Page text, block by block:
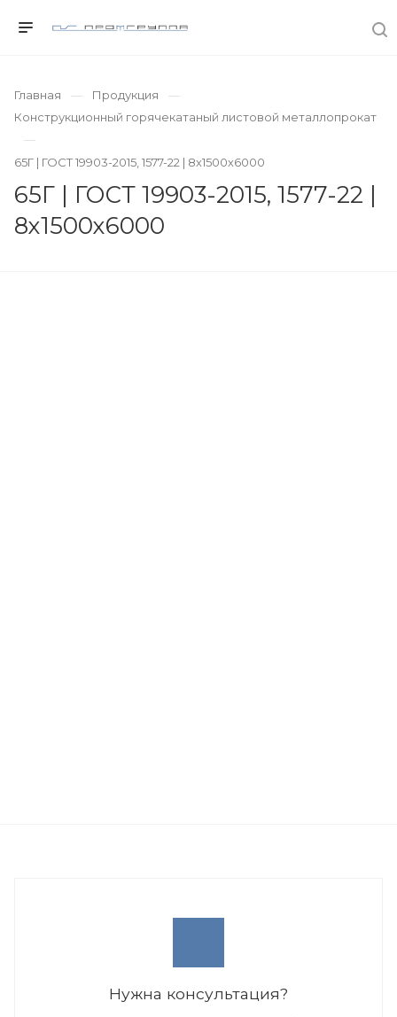
Главная
Продукция
Конструкционный горячекатаный листовой металлопрокат
65Г | ГОСТ 19903-2015, 1577-22 | 8х1500х6000
65Г | ГОСТ 19903-2015, 1577-22 |
8х1500х6000
Нужна консультация?